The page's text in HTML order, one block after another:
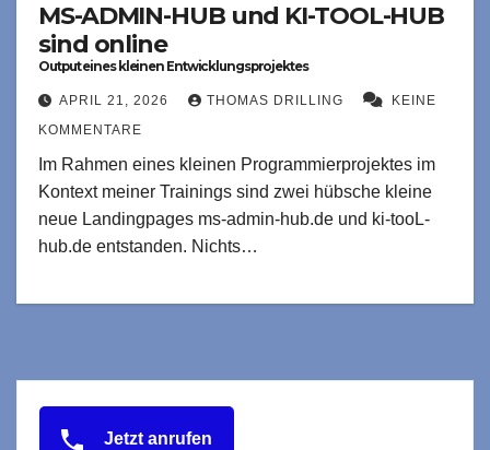
MS-ADMIN-HUB und KI-TOOL-HUB
sind online
Output eines kleinen Entwicklungsprojektes
APRIL 21, 2026 THOMAS DRILLING
KEINE
KOMMENTARE
Im Rahmen eines kleinen Programmierprojektes im
Kontext meiner Trainings sind zwei hübsche kleine
neue Landingpages ms-admin-hub.de und ki-tooL-
hub.de entstanden. Nichts…
Jetzt anrufen